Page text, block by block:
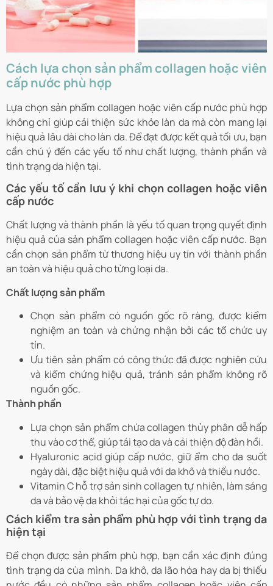
Cách lựa chọn sản phẩm collagen hoặc viên
cấp nước phù hợp
Lựa chọn sản phẩm collagen hoặc viên cấp nước phù hợp
không chỉ giúp cải thiện sức khỏe làn da mà còn mang lại
hiệu quả lâu dài cho làn da. Để đạt được kết quả tối ưu, bạn
cần chú ý đến các yếu tố như chất lượng, thành phần và
tình trạng da hiện tại.
Các yếu tố cần lưu ý khi chọn collagen hoặc viên
cấp nước
Chất lượng và thành phần là yếu tố quan trọng quyết định
hiệu quả của sản phẩm collagen hoặc viên cấp nước. Bạn
cần chọn sản phẩm từ thương hiệu uy tín với thành phần
an toàn và hiệu quả cho từng loại da.
Chất lượng sản phẩm
Chọn sản phẩm có nguồn gốc rõ ràng, được kiểm
nghiệm an toàn và chứng nhận bởi các tổ chức uy
tín.
Ưu tiên sản phẩm có công thức đã được nghiên cứu
và kiểm chứng hiệu quả, tránh sản phẩm không rõ
nguồn gốc.
Thành phần
Lựa chọn sản phẩm chứa collagen thủy phân dễ hấp
thu vào cơ thể, giúp tái tạo da và cải thiện độ đàn hồi.
Hyaluronic acid giúp cấp nước, giữ ẩm cho da suốt
ngày dài, đặc biệt hiệu quả với da khô và thiếu nước.
Vitamin C hỗ trợ sản sinh collagen tự nhiên, làm sáng
da và bảo vệ da khỏi tác hại của gốc tự do.
Cách kiểm tra sản phẩm phù hợp với tình trạng da
hiện tại
Để chọn được sản phẩm phù hợp, bạn cần xác định đúng
tình trạng da của mình. Da khô, da lão hóa hay da bị thiếu